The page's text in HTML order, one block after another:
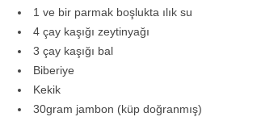
1 ve bir parmak boşlukta ılık su
4 çay kaşığı zeytinyağı
3 çay kaşığı bal
Biberiye
Kekik
30gram jambon (küp doğranmış)